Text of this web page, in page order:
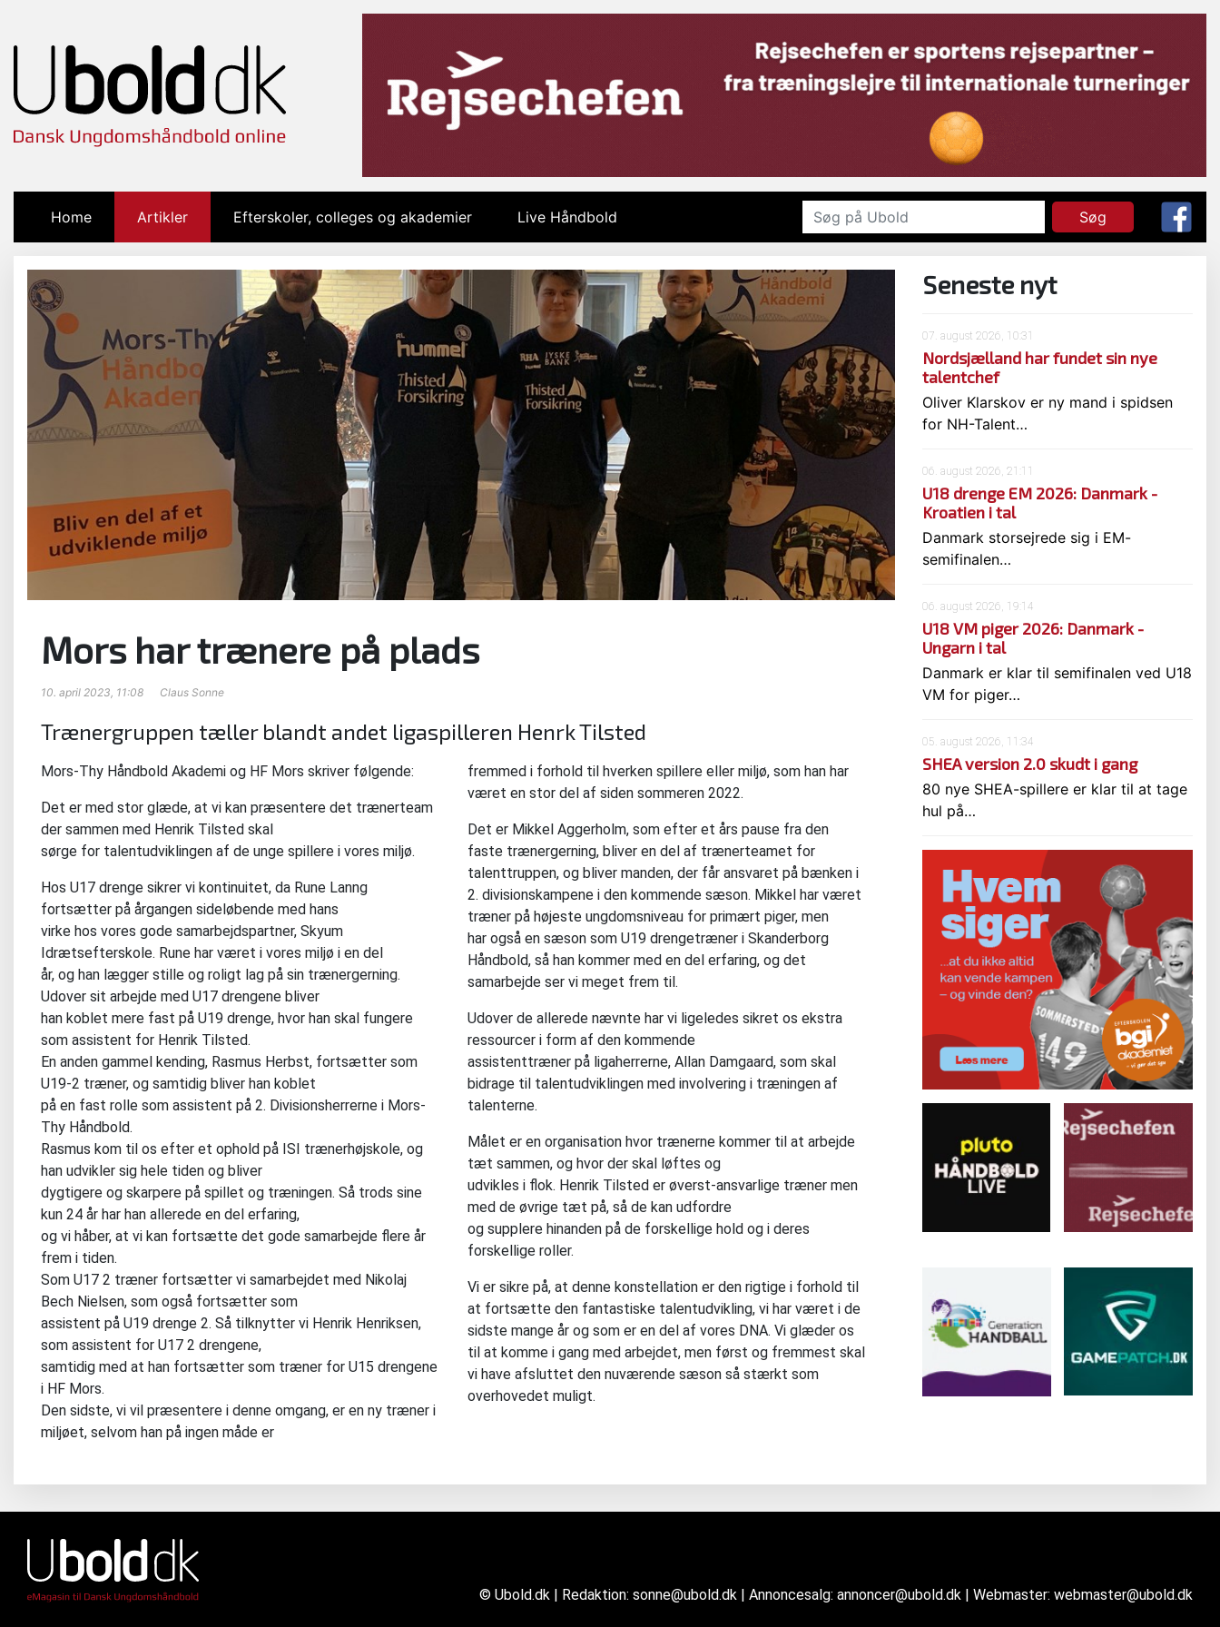
Home (current)Artikler Efterskoler, colleges og akademier Live Håndbold Søg
Mors har trænere på plads
10. april 2023, 11:08 Claus Sonne
Trænergruppen tæller blandt andet ligaspilleren Henrk Tilsted
Mors-Thy Håndbold Akademi og HF Mors skriver følgende:
Det er med stor glæde, at vi kan præsentere det trænerteam
der sammen med Henrik Tilsted skal
sørge for talentudviklingen af de unge spillere i vores miljø.
Hos U17 drenge sikrer vi kontinuitet, da Rune Lanng
fortsætter på årgangen sideløbende med hans
virke hos vores gode samarbejdspartner, Skyum
Idrætsefterskole. Rune har været i vores miljø i en del
år, og han lægger stille og roligt lag på sin trænergerning.
Udover sit arbejde med U17 drengene bliver
han koblet mere fast på U19 drenge, hvor han skal fungere
som assistent for Henrik Tilsted.
En anden gammel kending, Rasmus Herbst, fortsætter som
U19-2 træner, og samtidig bliver han koblet
på en fast rolle som assistent på 2. Divisionsherrerne i Mors-
Thy Håndbold.
Rasmus kom til os efter et ophold på ISI trænerhøjskole, og
han udvikler sig hele tiden og bliver
dygtigere og skarpere på spillet og træningen. Så trods sine
kun 24 år har han allerede en del erfaring,
og vi håber, at vi kan fortsætte det gode samarbejde flere år
frem i tiden.
Som U17 2 træner fortsætter vi samarbejdet med Nikolaj
Bech Nielsen, som også fortsætter som
assistent på U19 drenge 2. Så tilknytter vi Henrik Henriksen,
som assistent for U17 2 drengene,
samtidig med at han fortsætter som træner for U15 drengene
i HF Mors.
Den sidste, vi vil præsentere i denne omgang, er en ny træner i
miljøet, selvom han på ingen måde er
fremmed i forhold til hverken spillere eller miljø, som han har
været en stor del af siden sommeren 2022.
Det er Mikkel Aggerholm, som efter et års pause fra den
faste trænergerning, bliver en del af trænerteamet for
talenttruppen, og bliver manden, der får ansvaret på bænken i
2. divisionskampene i den kommende sæson. Mikkel har været
træner på højeste ungdomsniveau for primært piger, men
har også en sæson som U19 drengetræner i Skanderborg
Håndbold, så han kommer med en del erfaring, og det
samarbejde ser vi meget frem til.
Udover de allerede nævnte har vi ligeledes sikret os ekstra
ressourcer i form af den kommende
assistenttræner på ligaherrerne, Allan Damgaard, som skal
bidrage til talentudviklingen med involvering i træningen af
talenterne.
Målet er en organisation hvor trænerne kommer til at arbejde
tæt sammen, og hvor der skal løftes og
udvikles i flok. Henrik Tilsted er øverst-ansvarlige træner men
med de øvrige tæt på, så de kan udfordre
og supplere hinanden på de forskellige hold og i deres
forskellige roller.
Vi er sikre på, at denne konstellation er den rigtige i forhold til
at fortsætte den fantastiske talentudvikling, vi har været i de
sidste mange år og som er en del af vores DNA. Vi glæder os
til at komme i gang med arbejdet, men først og fremmest skal
vi have afsluttet den nuværende sæson så stærkt som
overhovedet muligt.
Seneste nyt
07. august 2026, 10:31
Nordsjælland har fundet sin nye
talentchef
Oliver Klarskov er ny mand i spidsen
for NH-Talent…
06. august 2026, 21:11
U18 drenge EM 2026: Danmark -
Kroatien i tal
Danmark storsejrede sig i EM-
semifinalen…
06. august 2026, 19:14
U18 VM piger 2026: Danmark -
Ungarn i tal
Danmark er klar til semifinalen ved U18
VM for piger…
05. august 2026, 11:34
SHEA version 2.0 skudt i gang
80 nye SHEA-spillere er klar til at tage
hul på…
© Ubold.dk | Redaktion: sonne@ubold.dk | Annoncesalg: annoncer@ubold.dk | Webmaster: webmaster@ubold.dk